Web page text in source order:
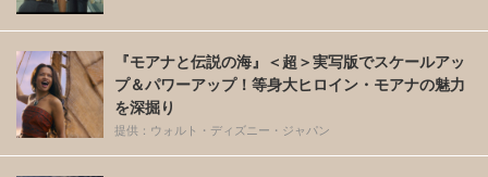
『モアナと伝説の海』＜超＞実写版でスケールアッ
プ＆パワーアップ！等身大ヒロイン・モアナの魅力
を深掘り
提供：ウォルト・ディズニー・ジャパン